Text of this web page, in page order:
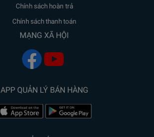
Chính sách hoàn trả
Chính sách thanh toán
MẠNG XÃ HỘI
APP QUẢN LÝ BÁN HÀNG